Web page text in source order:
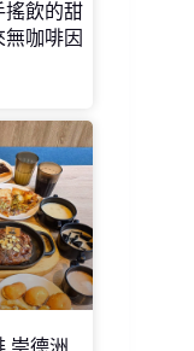
搖飲的甜
咖啡因
崇德洲